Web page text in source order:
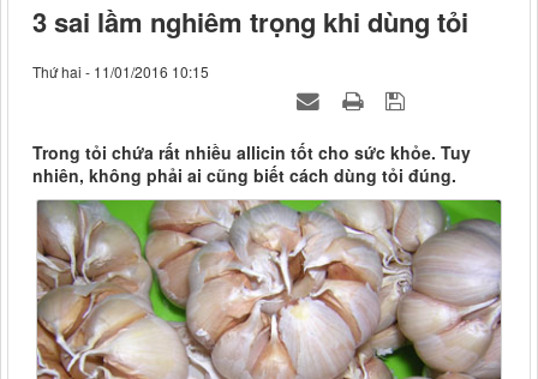
3 sai lầm nghiêm trọng khi dùng tỏi
Thứ hai - 11/01/2016 10:15
Trong tỏi chứa rất nhiều allicin tốt cho sức khỏe. Tuy
nhiên, không phải ai cũng biết cách dùng tỏi đúng.